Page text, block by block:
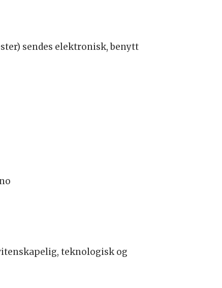
sendes elektronisk, benytt
teknologisk og